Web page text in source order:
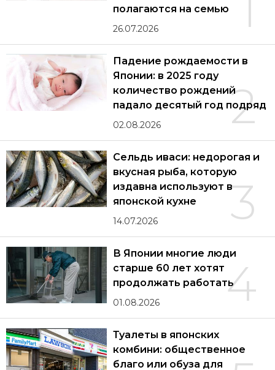
полагаются на семью
26.07.2026
2
Падение рождаемости в
Японии: в 2025 году
количество рождений
падало десятый год подряд
02.08.2026
3
Сельдь иваси: недорогая и
вкусная рыба, которую
издавна используют в
японской кухне
14.07.2026
4
В Японии многие люди
старше 60 лет хотят
продолжать работать
01.08.2026
Туалеты в японских
комбини: общественное
благо или обуза для